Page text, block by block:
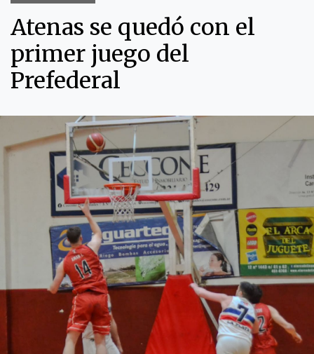
Atenas se quedó con el
primer juego del
Prefederal